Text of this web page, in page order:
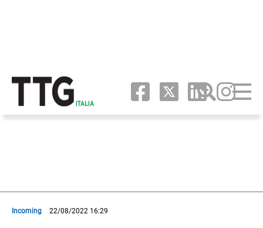
Incoming 22/08/2022 16:29